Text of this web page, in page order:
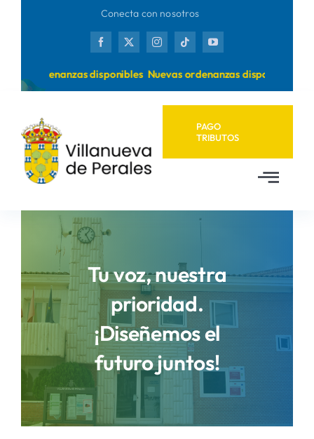
Conecta con nosotros
ordenanzas disponibles Nuevas ordenanzas disponibles
PAGO
TRIBUTOS
Ayuntamiento
Municipio
Áreas
Sede Electrónica
Tu voz, nuestra
prioridad.
¡Diseñemos el
futuro juntos!